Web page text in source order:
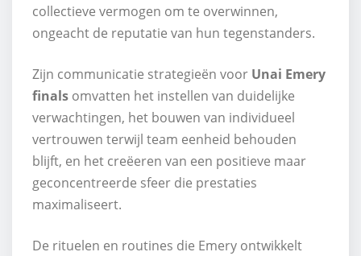
collectieve vermogen om te overwinnen,
ongeacht de reputatie van hun tegenstanders.
Zijn communicatie strategieën voor Unai Emery
finals omvatten het instellen van duidelijke
verwachtingen, het bouwen van individueel
vertrouwen terwijl team eenheid behouden
blijft, en het creëeren van een positieve maar
geconcentreerde sfeer die prestaties
maximaliseert.
De rituelen en routines die Emery ontwikkelt